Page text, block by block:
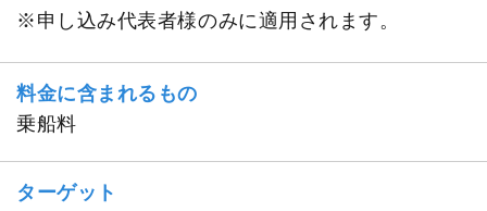
※申し込み代表者様のみに適用されます。
料金に含まれるもの
乗船料
ターゲット